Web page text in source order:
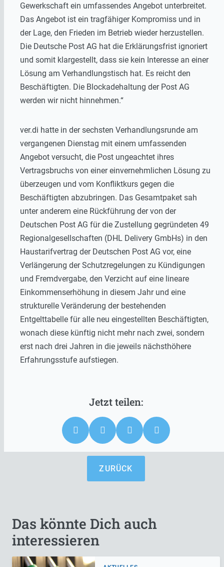
Gewerkschaft ein umfassendes Angebot unterbreitet.
Das Angebot ist ein tragfähiger Kompromiss und in
der Lage, den Frieden im Betrieb wieder herzustellen.
Die Deutsche Post AG hat die Erklärungsfrist ignoriert
und somit klargestellt, dass sie kein Interesse an einer
Lösung am Verhandlungstisch hat. Es reicht den
Beschäftigten. Die Blockadehaltung der Post AG
werden wir nicht hinnehmen.“
ver.di hatte in der sechsten Verhandlungsrunde am
vergangenen Dienstag mit einem umfassenden
Angebot versucht, die Post ungeachtet ihres
Vertragsbruchs von einer einvernehmlichen Lösung zu
überzeugen und vom Konfliktkurs gegen die
Beschäftigten abzubringen. Das Gesamtpaket sah
unter anderem eine Rückführung der von der
Deutschen Post AG für die Zustellung gegründeten 49
Regionalgesellschaften (DHL Delivery GmbHs) in den
Haustarifvertrag der Deutschen Post AG vor, eine
Verlängerung der Schutzregelungen zu Kündigungen
und Fremdvergabe, den Verzicht auf eine lineare
Einkommenserhöhung in diesem Jahr und eine
strukturelle Veränderung der bestehenden
Entgelttabelle für alle neu eingestellten Beschäftigten,
wonach diese künftig nicht mehr nach zwei, sondern
erst nach drei Jahren in die jeweils nächsthöhere
Erfahrungsstufe aufstiegen.
ZURÜCK
Das könnte Dich auch
interessieren